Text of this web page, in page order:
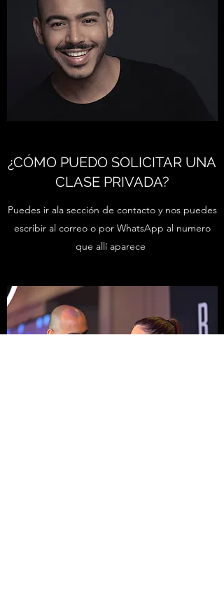
¿CÓMO PUEDO SOLICITAR UNA
CLASE PRIVADA?
Puedes ir ala sección de contacto y nos puedes
escribir al correo o por WhatsApp al numero
que allí aparece